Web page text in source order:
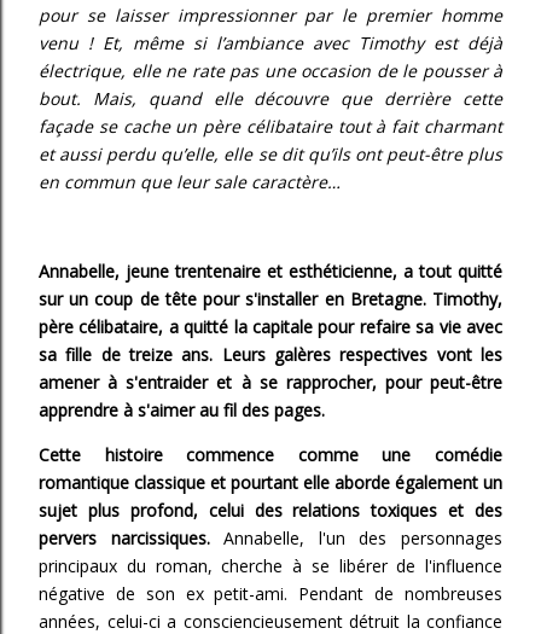
pour se laisser impressionner par le premier homme
venu ! Et, même si l’ambiance avec Timothy est déjà
électrique, elle ne rate pas une occasion de le pousser à
bout. Mais, quand elle découvre que derrière cette
façade se cache un père célibataire tout à fait charmant
et aussi perdu qu’elle, elle se dit qu’ils ont peut-être plus
en commun que leur sale caractère…
Annabelle, jeune trentenaire et esthéticienne, a tout quitté
sur un coup de tête pour s'installer en Bretagne. Timothy,
père célibataire, a quitté la capitale pour refaire sa vie avec
sa fille de treize ans. Leurs galères respectives vont les
amener à s'entraider et à se rapprocher, pour peut-être
apprendre à s'aimer au fil des pages.
Cette histoire commence comme une comédie
romantique classique et pourtant elle aborde également un
sujet plus profond, celui des relations toxiques et des
pervers narcissiques.Annabelle, l'un des personnages
principaux du roman, cherche à se libérer de l'influence
négative de son ex petit-ami. Pendant de nombreuses
années, celui-ci a consciencieusement détruit la confiance